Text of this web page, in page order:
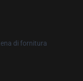
di fornitura